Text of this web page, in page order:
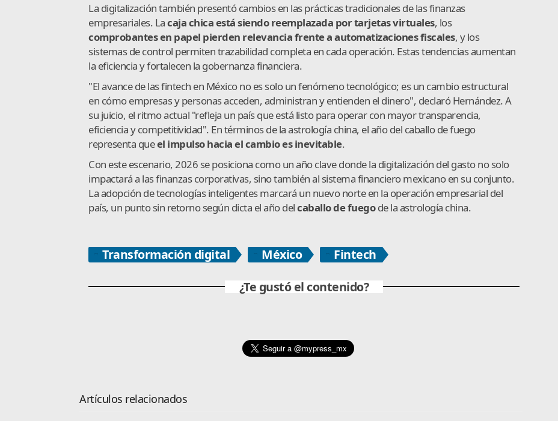
La digitalización también presentó cambios en las prácticas tradicionales de las finanzas
empresariales. Lacaja chica está siendo reemplazada por tarjetas virtuales, los
comprobantes en papel pierden relevancia frente a automatizaciones fiscales, y los
sistemas de control permiten trazabilidad completa en cada operación. Estas tendencias aumentan
la eficiencia y fortalecen la gobernanza financiera.
"El avance de las fintech en México no es solo un fenómeno tecnológico; es un cambio estructural
en cómo empresas y personas acceden, administran y entienden el dinero", declaró Hernández. A
su juicio, el ritmo actual "refleja un país que está listo para operar con mayor transparencia,
eficiencia y competitividad". En términos de la astrología china, el año del caballo de fuego
representa queel impulso hacia el cambio es inevitable.
Con este escenario, 2026 se posiciona como un año clave donde la digitalización del gasto no solo
impactará a las finanzas corporativas, sino también al sistema financiero mexicano en su conjunto.
La adopción de tecnologías inteligentes marcará un nuevo norte en la operación empresarial del
país, un punto sin retorno según dicta el año delcaballo de fuegode la astrología china.
Transformación digital México
Fintech
¿Te gustó el contenido?
Artículos relacionados